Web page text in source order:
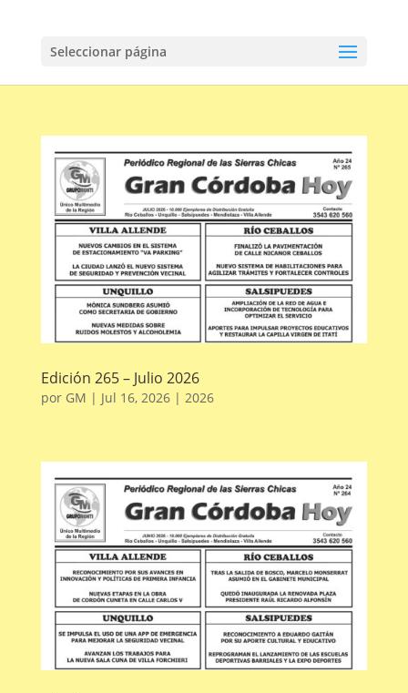
Seleccionar página
Edición 265 – Julio 2026
por GM | Jul 16, 2026| 2026